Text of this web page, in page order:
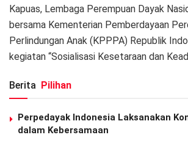
Kapuas, Lembaga Perempuan Dayak
bersama Kementerian Pemberdayaan
Perlindungan Anak (KPPPA) Republik
kegiatan “Sosialisasi Kesetaraan dan
Berita Pilihan
Perpedayak Indonesia Laksanakan
dalam Kebersamaan